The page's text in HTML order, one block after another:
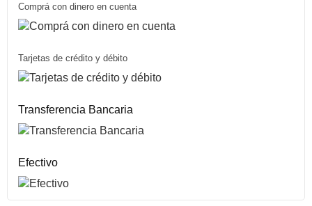
Comprá con dinero en cuenta
Tarjetas de crédito y débito
Transferencia Bancaria
Efectivo